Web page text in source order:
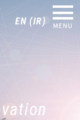
EN (IR)